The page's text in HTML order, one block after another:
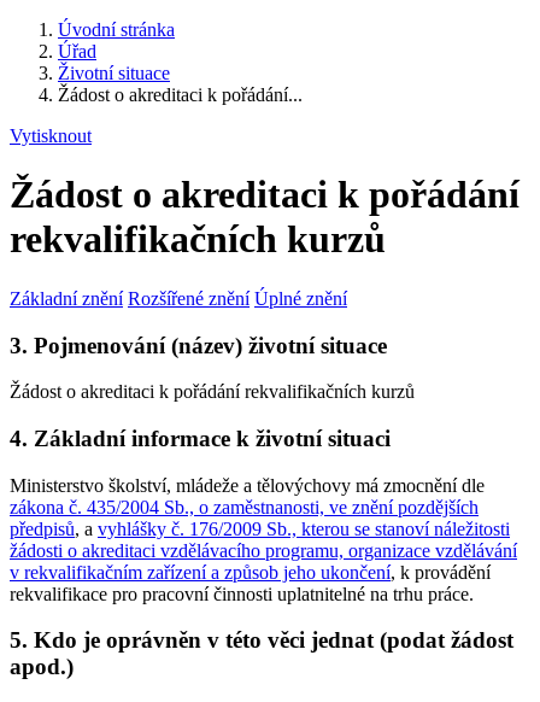
Úvodní stránka
Úřad
Životní situace
Žádost o akreditaci k pořádání...
Vytisknout
Žádost o akreditaci k pořádání
rekvalifikačních kurzů
Základní znění Rozšířené znění Úplné znění
3. Pojmenování (název) životní situace
Žádost o akreditaci k pořádání rekvalifikačních kurzů
4. Základní informace k životní situaci
Ministerstvo školství, mládeže a tělovýchovy má zmocnění dle
zákona č. 435/2004 Sb., o zaměstnanosti, ve znění pozdějších
předpisů, a vyhlášky č. 176/2009 Sb., kterou se stanoví náležitosti
žádosti o akreditaci vzdělávacího programu, organizace vzdělávání
v rekvalifikačním zařízení a způsob jeho ukončení, k provádění
rekvalifikace pro pracovní činnosti uplatnitelné na trhu práce.
5. Kdo je oprávněn v této věci jednat (podat žádost
apod.)